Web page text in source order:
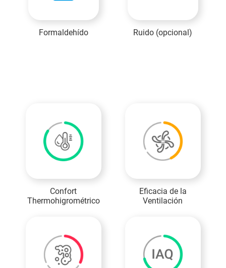
Formaldehído Ruido (opcional)
Confort
Thermohigrométrico
Eficacia de la
Ventilación